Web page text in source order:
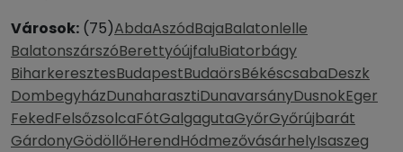
Városok: (75)AbdaAszódBajaBalatonlelle
BalatonszárszóBerettyóújfaluBiatorbágy
BiharkeresztesBudapestBudaörsBékéscsabaDeszk
DombegyházDunaharasztiDunavarsányDusnokEger
FekedFelsőzsolcaFótGalgagutaGyőrGyőrújbarát
GárdonyGödöllőHerendHódmezővásárhelyIsaszeg